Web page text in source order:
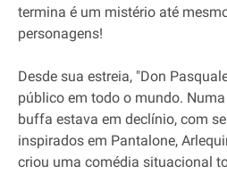
termina é um mistério até
personagens!
Desde sua estreia, "Don
público em todo o mundo.
buffa estava em declínio, com
inspirados em Pantalone,
criou uma comédia situacional